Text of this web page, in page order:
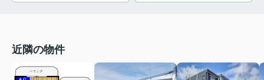
近隣の物件